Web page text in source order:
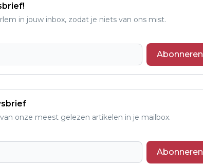
in jouw inbox, zodat je niets van ons mist.
Abonneren
onze meest gelezen artikelen in je mailbox.
Abonneren